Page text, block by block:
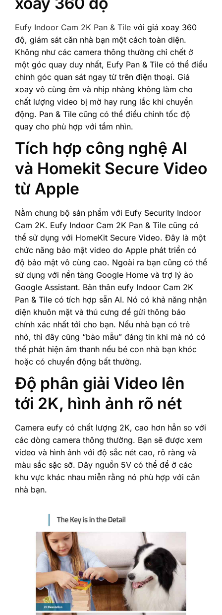
Eufy Indoor Cam 2K Pan & Tile với giá xoay 360
độ, giám sát căn nhà bạn một cách toàn diện.
Không như các camera thông thường chỉ chết ở
một góc quay duy nhất, Eufy Pan & Tile có thể điều
chỉnh góc quan sát ngay từ trên điện thoại. Giá
xoay vô cùng êm và nhịp nhàng không làm cho
chất lượng video bị mờ hay rung lắc khi chuyển
động. Pan & Tile cũng có thể điều chỉnh tốc độ
quay cho phù hợp với tầm nhìn.
Tích hợp công nghệ AI
và Homekit Secure Video
từ Apple
Nằm chung bộ sản phẩm với Eufy Security Indoor
Cam 2K. Eufy Indoor Cam 2K Pan & Tile cũng có
thể sử dụng với HomeKit Secure Video. Đây là một
chức năng bảo mật video do Apple phát triển có
độ bảo mật vô cùng cao. Ngoài ra bạn cũng có thể
sử dụng với nền tảng Google Home và trợ lý ảo
Google Assistant. Bản thân eufy Indoor Cam 2K
Pan & Tile có tích hợp sẵn AI. Nó có khả năng nhận
diện khuôn mặt và thú cưng để gửi thông báo
chính xác nhất tới cho bạn. Nếu nhà bạn có trẻ
nhỏ, thì đây cũng “bảo mẫu” đáng tin khi mà nó có
thể phát hiện âm thanh nếu bé con nhà bạn khóc
hoặc có chuyển động bất thường.
Độ phân giải Video lên
tới 2K, hình ảnh rõ nét
Camera eufy có chất lượng 2K, cao hơn hẳn so với
các dòng camera thông thường. Bạn sẽ được xem
video và hình ảnh với độ sắc nét cao, rõ ràng và
màu sắc sặc sỡ. Dây nguồn 5V có thể để ở các
khu vực khác nhau miễn rằng nó phù hợp với căn
nhà bạn.